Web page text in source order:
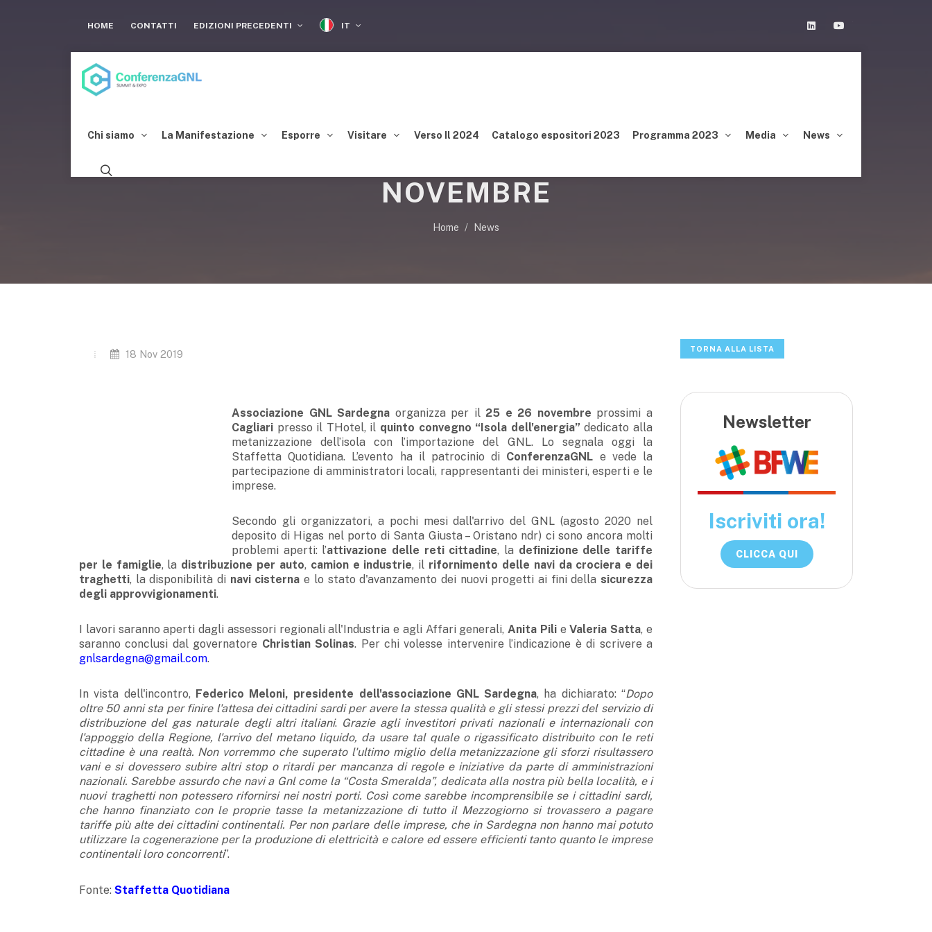
HOME CONTATTI EDIZIONI PRECEDENTI IT Linkedin
Chi siamo La Manifestazione Esporre Visitare Verso Il 2024 Catalogo espositori 2023 Programma 2023 Media News
NOVEMBRE
Home News
18 Nov 2019
Associazione GNL Sardegna organizza per il 25 e 26 novembre prossimi a
Cagliari presso il THotel, il quinto convegno “Isola dell'energia” dedicato alla
metanizzazione dell’isola con l’importazione del GNL. Lo segnala oggi la
Staffetta Quotidiana. L’evento ha il patrocinio di ConferenzaGNL e vede la
partecipazione di amministratori locali, rappresentanti dei ministeri, esperti e le
imprese.
Secondo gli organizzatori, a pochi mesi dall'arrivo del GNL (agosto 2020 nel
deposito di Higas nel porto di Santa Giusta – Oristano ndr) ci sono ancora molti
problemi aperti: l’attivazione delle reti cittadine, la definizione delle tariffe
per le famiglie, la distribuzione per auto, camion e industrie, il rifornimento delle navi da crociera e dei
traghetti, la disponibilità di navi cisterna e lo stato d'avanzamento dei nuovi progetti ai fini della sicurezza
degli approvvigionamenti.
I lavori saranno aperti dagli assessori regionali all'Industria e agli Affari generali,Anita PilieValeria Satta, e
saranno conclusi dal governatore Christian Solinas. Per chi volesse intervenire l’indicazione è di scrivere a
gnlsardegna@gmail.com.
In vista dell'incontro, Federico Meloni, presidente dell'associazione GNL Sardegna, ha dichiarato: “Dopo
oltre 50 anni sta per finire l'attesa dei cittadini sardi per avere la stessa qualità e gli stessi prezzi del servizio di
distribuzione del gas naturale degli altri italiani. Grazie agli investitori privati nazionali e internazionali con
l'appoggio della Regione, l'arrivo del metano liquido, da usare tal quale o rigassificato distribuito con le reti
cittadine è una realtà. Non vorremmo che superato l'ultimo miglio della metanizzazione gli sforzi risultassero
vani e si dovessero subire altri stop o ritardi per mancanza di regole e iniziative da parte di amministrazioni
nazionali. Sarebbe assurdo che navi a Gnl come la “Costa Smeralda”, dedicata alla nostra più bella località, e i
nuovi traghetti non potessero rifornirsi nei nostri porti. Così come sarebbe incomprensibile se i cittadini sardi,
che hanno finanziato con le proprie tasse la metanizzazione di tutto il Mezzogiorno si trovassero a pagare
tariffe più alte dei cittadini continentali. Per non parlare delle imprese, che in Sardegna non hanno mai potuto
utilizzare la cogenerazione per la produzione di elettricità e calore ed essere efficienti tanto quanto le imprese
continentali loro concorrenti”.
Fonte: Staffetta Quotidiana
TORNA ALLA LISTA
Newsletter
Iscriviti ora!
CLICCA QUI